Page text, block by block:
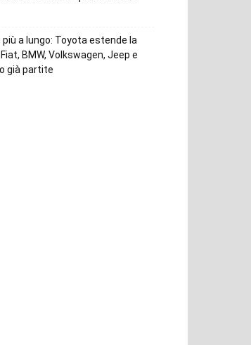
a lungo: Toyota estende la
BMW, Volkswagen, Jeep e
già partite